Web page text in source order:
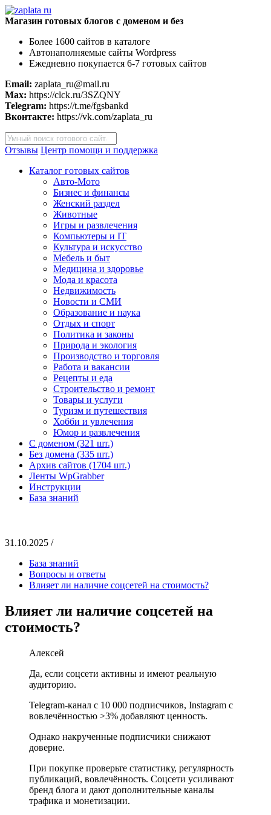
Магазин готовых блогов с доменом и без
Более 1600 сайтов в каталоге
Автонаполняемые сайты Wordpress
Ежедневно покупается 6-7 готовых сайтов
Email: zaplata_ru@mail.ru
Max: https://clck.ru/3SZQNY
Telegram: https://t.me/fgsbankd
Вконтакте: https://vk.com/zaplata_ru
Поиск
товаров
Отзывы Центр помощи и поддержка
Каталог готовых сайтов
Авто-Мото
Бизнес и финансы
Женский раздел
Животные
Игры и развлечения
Компьютеры и IT
Культура и искусство
Мебель и быт
Медицина и здоровье
Мода и красота
Недвижимость
Новости и СМИ
Образование и наука
Отдых и спорт
Политика и законы
Природа и экология
Производство и торговля
Работа и вакансии
Рецепты и еда
Строительство и ремонт
Товары и услуги
Туризм и путешествия
Хобби и увлечения
Юмор и развлечения
С доменом (321 шт.)
Без домена (335 шт.)
Архив сайтов (1704 шт.)
Ленты WpGrabber
Инструкции
База знаний
31.10.2025 /
База знаний
Вопросы и ответы
Влияет ли наличие соцсетей на стоимость?
Влияет ли наличие соцсетей на
стоимость?
Алексей
Да, если соцсети активны и имеют реальную
аудиторию.
Telegram-канал с 10 000 подписчиков, Instagram с
вовлечённостью >3% добавляют ценность.
Однако накрученные подписчики снижают
доверие.
При покупке проверьте статистику, регулярность
публикаций, вовлечённость. Соцсети усиливают
бренд блога и дают дополнительные каналы
трафика и монетизации.